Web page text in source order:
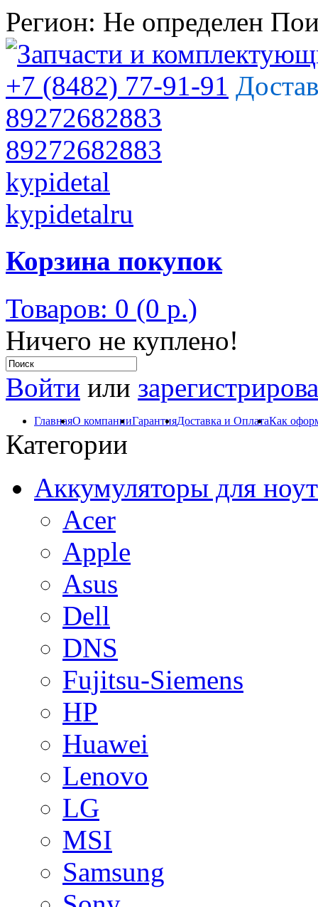
Регион: Не определен
+7 (8482) 77-91-91
89272682883
89272682883
kypidetal
kypidetalru
Корзина покупок
Товаров: 0 (0 р.)
Ничего не куплено!
Войти или
ГлавнаяО компанииГарантияДоставка и ОплатаКак
Категории
Аккумуляторы для
Acer
Apple
Asus
Dell
DNS
Fujitsu-Siemens
HP
Huawei
Lenovo
LG
MSI
Samsung